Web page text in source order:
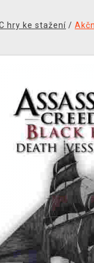
hry ke stažení /